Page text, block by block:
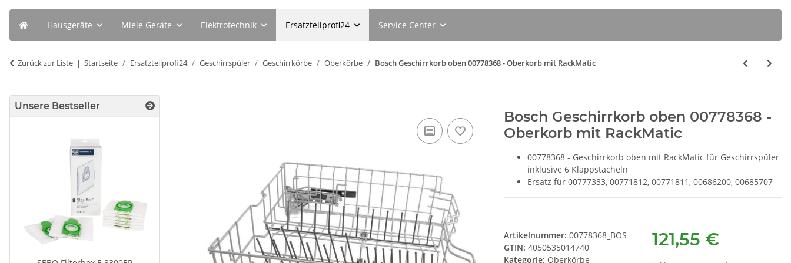
Hausgeräte Miele Geräte Elektrotechnik Ersatzteilprofi24 Service Center
Zurück zur Liste Startseite Ersatzteilprofi24 Geschirrspüler Geschirrkörbe Oberkörbe Bosch Geschirrkorb oben 00778368 - Oberkorb mit RackMatic
Bosch Geschirrkorb oben 00778368 -
Oberkorb mit RackMatic
00778368 - Geschirrkorb oben mit RackMatic für Geschirrspüler
inklusive 6 Klappstacheln
Ersatz für 00777333, 00771812, 00771811, 00686200, 00685707
Artikelnummer: 00778368_BOS
GTIN: 4050535014740
Kategorie: Oberkörbe
121,55 €
Unsere Bestseller